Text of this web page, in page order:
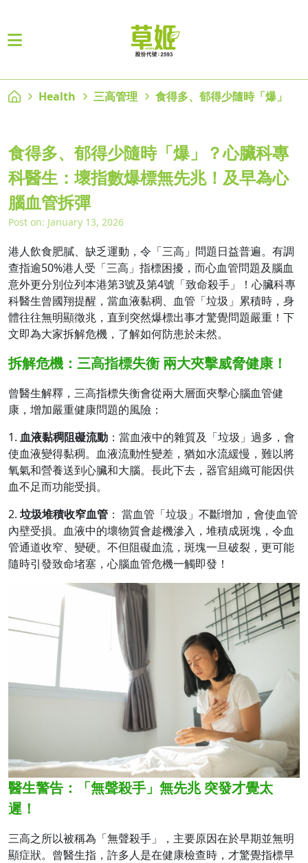
Health 三高管理 食得多、郁得少隨時「爆」
食得多、郁得少隨時「爆」？心臟科專
科醫生：壞指數爆標無先兆！及早為心
腦血管拆彈
Post on: January 13, 2026
港人飲食肥膩、缺乏運動，令「三高」問題日益普遍。有調
查指逾50%港人受「三高」指標困擾，而心血管問題及腦血
意外更分別位列本港第3號及第4號「致命殺手」！心臟科專
科醫生曾國翔提醒，當血液黏稠、血管「垃圾」累積時，身
體往往無明顯徵兆，直到突然爆標出事才驚覺問題嚴重！下
文即為大家拆解危機，了解如何防患於未然。
拆解危機：三高指標失衡 兩大夾擊威脅健康！
曾醫生解釋，三高指標失衡會從兩大層面夾擊心腦血管健
康，增加嚴重健康問題的風險：
1. 血液黏稠阻礙流動 ：當血液中的雜質及「垃圾」過多，會
使血液變得黏稠。血液流動性變差，猶如水流緩慢，難以將
氧氣和營養送到心臟和大腦。長此下去，器官組織可能因供
血不足而功能受損。
2.垃圾堆積收窄血管 ： 當血管「垃圾」不斷增加，會使血管
內壁受損。血液中的壞物質會趁機滲入，堆積成斑塊，令血
管通道收窄、變硬。不但阻礙血流，斑塊一旦破裂，更可能
隨時引發致命堵塞，心腦血管危機一觸即發！
醫生警告：「無聲殺手」無先兆 突發才覺太
遲！
三高之所以被稱為「無聲殺手」，主要原因在於早期並無明
顯症狀。曾醫生指，許多人是在健康檢查時，才驚覺指標早